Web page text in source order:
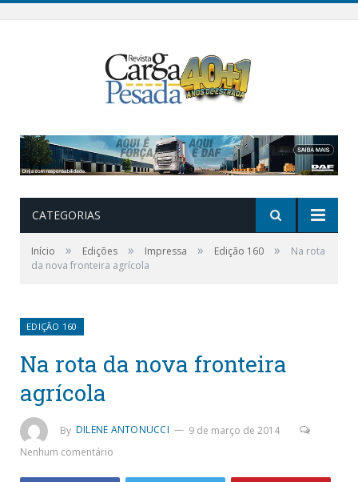
CATEGORIAS
Início » Edições » Impressa » Edição 160 »
Na rota
da nova fronteira agrícola
EDIÇÃO 160
Na rota da nova fronteira
agrícola
By DILENE ANTONUCCI
9 de março de 2014
Nenhum comentário